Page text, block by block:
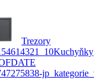
Trezory
Kuchyňky